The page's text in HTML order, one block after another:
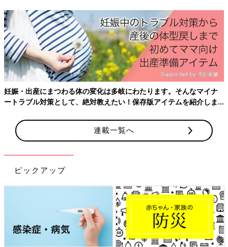
出典：Instagramアカウント「mizuna.mama.insta」
を貼り付け、冷蔵庫にペタッとくっつけて収納しています。一度
作れば何度でも使え、冷蔵庫に付けられるところがとても便利な
浴室ではマグネットディスペンサーが大活躍！
妊娠・出産にまつわる体の変化は多岐にわたります。そんなマイナ
ートラブル対策として、絶対教えたい！保存版アイテムを紹介しま
連載一覧へ
ピックアップ